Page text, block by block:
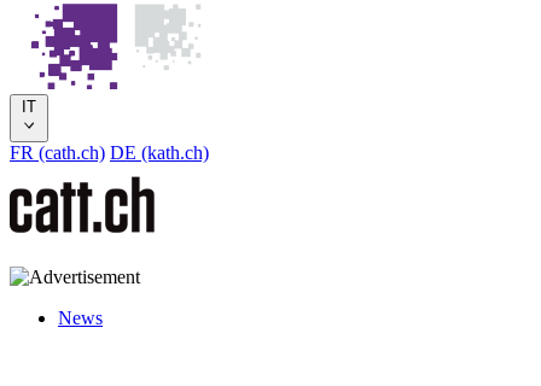
IT
FR (cath.ch) DE (kath.ch)
News